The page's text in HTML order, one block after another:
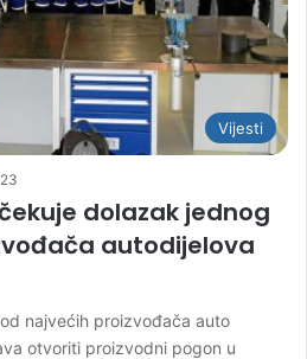
Vijesti
dolazak jednog
autodijelova
od najvećih proizvođača auto
otvoriti proizvodni pogon u